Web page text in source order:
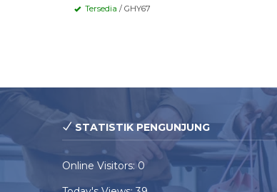
Tersedia / GHY67
STATISTIK PENGUNJUNG
Online Visitors:0